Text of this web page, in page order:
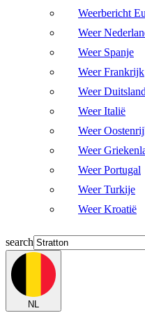
Weerbericht
Weer
Weer Spanje
Weer Frankrijk
Weer Duitsland
Weer Italië
Weer
Weer
Weer Portugal
Weer Turkije
Weer Kroatië
search
NL